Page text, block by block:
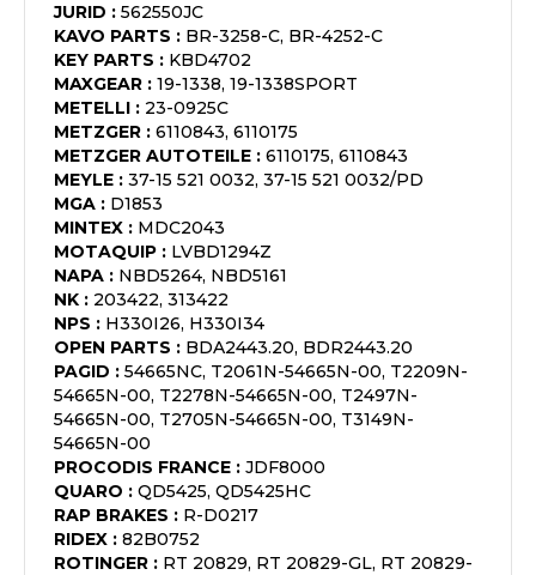
JURID : 562550JC
KAVO PARTS : BR-3258-C, BR-4252-C
KEY PARTS : KBD4702
MAXGEAR : 19-1338, 19-1338SPORT
METELLI : 23-0925C
METZGER : 6110843, 6110175
METZGER AUTOTEILE : 6110175, 6110843
MEYLE : 37-15 521 0032, 37-15 521 0032/PD
MGA : D1853
MINTEX : MDC2043
MOTAQUIP : LVBD1294Z
NAPA : NBD5264, NBD5161
NK : 203422, 313422
NPS : H330I26, H330I34
OPEN PARTS : BDA2443.20, BDR2443.20
PAGID : 54665NC, T2061N-54665N-00, T2209N-
54665N-00, T2278N-54665N-00, T2497N-
54665N-00, T2705N-54665N-00, T3149N-
54665N-00
PROCODIS FRANCE : JDF8000
QUARO : QD5425, QD5425HC
RAP BRAKES : R-D0217
RIDEX : 82B0752
ROTINGER : RT 20829, RT 20829-GL, RT 20829-